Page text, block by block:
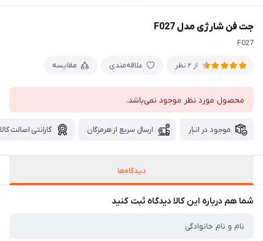
جت فن شارژی مدل F027
F027
از 2 نظر علاقه‌مندی مقایسه
محصول مورد نظر موجود نمی‌باشد.
موجود در انبار ارسال سریع از هرمزگان گارانتی اصالت کالا
دیدگاه‌ها
شما هم درباره این کالا دیدگاه ثبت کنید